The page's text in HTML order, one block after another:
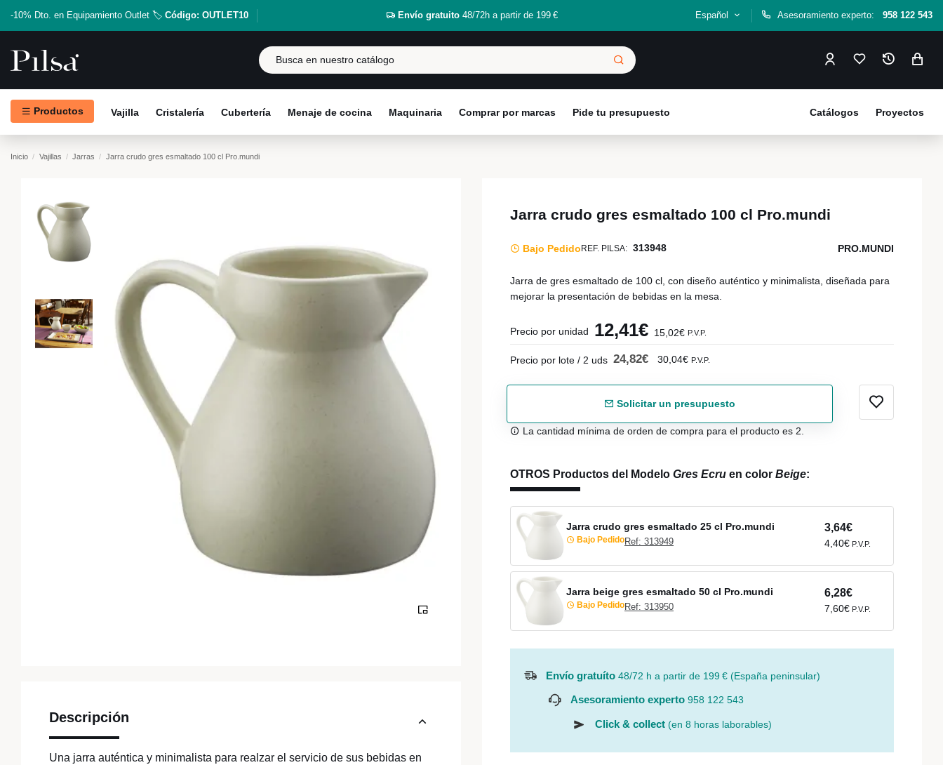
-10% Dto. en Equipamiento Outlet 🏷️ Código: OUTLET10 Envío gratuito48/72h a partir de 199 € Español Asesoramiento experto: 958 122 543
Productos Vajilla Cristalería Cubertería Menaje de cocina Maquinaria Comprar por marcas Pide tu presupuesto Proyectos
Catálogos
Inicio Vajillas Jarras Jarra crudo gres esmaltado 100 cl Pro.mundi
Descripción
Una jarra auténtica y minimalista para realzar el servicio de sus bebidas en
Jarra crudo gres esmaltado 100 cl Pro.mundi
Bajo Pedido REF. PILSA: 313948 PRO.MUNDI
Jarra de gres esmaltado de 100 cl, con diseño auténtico y minimalista, diseñada para
mejorar la presentación de bebidas en la mesa.
Precio por unidad 12,41€ 15,02€ P.V.P.
Precio por lote / 2 uds 24,82€ 30,04€ P.V.P.
Solicitar un presupuesto
La cantidad mínima de orden de compra para el producto es 2.
OTROS Productos del Modelo Gres Ecru en color Beige:
Jarra crudo gres esmaltado 25 cl Pro.mundi
Bajo PedidoRef: 313949
3,64€
4,40€ P.V.P.
Jarra beige gres esmaltado 50 cl Pro.mundi
Bajo PedidoRef: 313950
6,28€
7,60€ P.V.P.
Envío gratuíto 48/72 h a partir de 199 € (España peninsular)
Asesoramiento experto 958 122 543
Click & collect (en 8 horas laborables)